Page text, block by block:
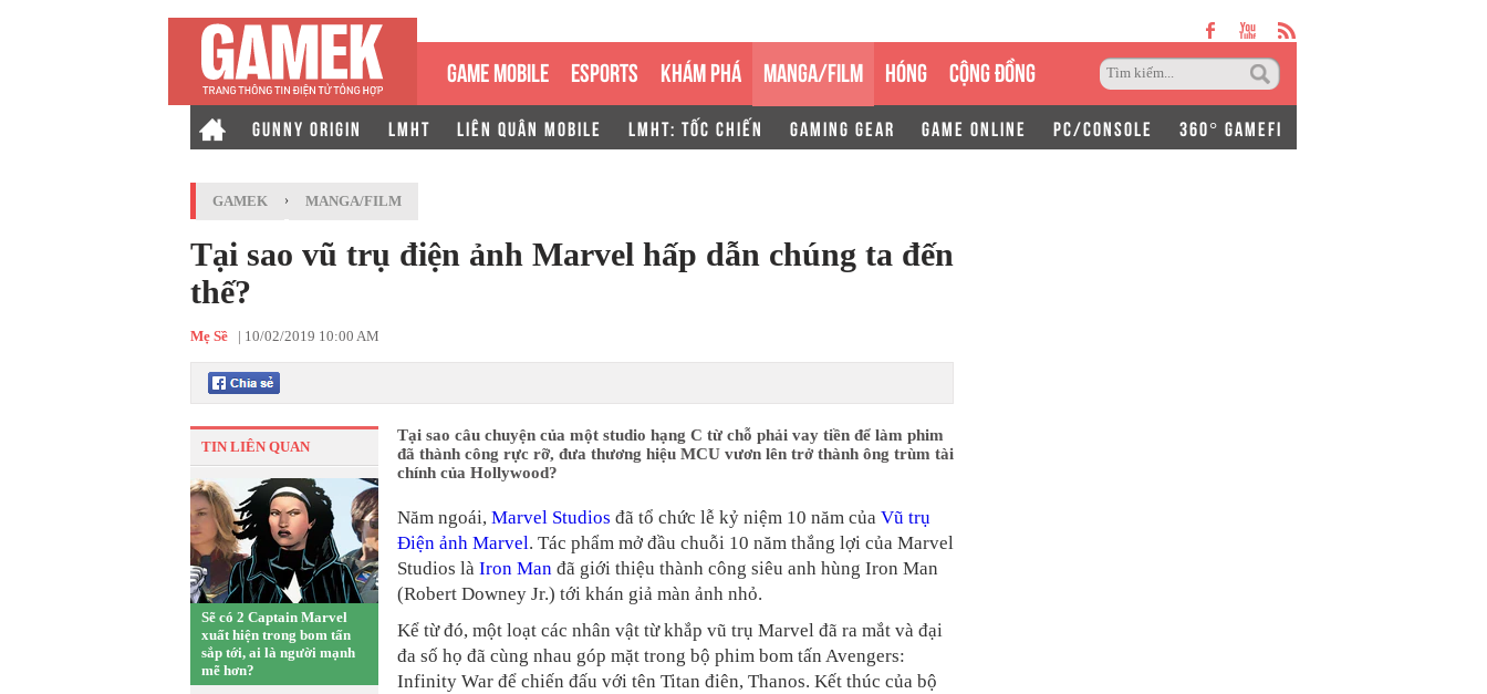
GAME MOBILE ESPORTS KHÁM PHÁ MANGA/FILM HÓNG CỘNG ĐỒNG
GUNNY ORIGIN LMHT LIÊN QUÂN MOBILE LMHT: TỐC CHIẾN GAMING GEAR GAME ONLINE PC/CONSOLE 360° GAMEFI
GAMEK › MANGA/FILM
Tại sao vũ trụ điện ảnh Marvel hấp dẫn chúng ta đến
thế?
Mẹ Sề | 10/02/2019 10:00 AM
TIN LIÊN QUAN
Sẽ có 2 Captain Marvel
xuất hiện trong bom tấn
sắp tới, ai là người mạnh
mẽ hơn?
Tại sao câu chuyện của một studio hạng C từ chỗ phải vay tiền để làm phim
đã thành công rực rỡ, đưa thương hiệu MCU vươn lên trở thành ông trùm tài
chính của Hollywood?
Năm ngoái, Marvel Studios đã tổ chức lễ kỷ niệm 10 năm của Vũ trụ
Điện ảnh Marvel. Tác phẩm mở đầu chuỗi 10 năm thắng lợi của Marvel
Studios là Iron Man đã giới thiệu thành công siêu anh hùng Iron Man
(Robert Downey Jr.) tới khán giả màn ảnh nhỏ.
Kể từ đó, một loạt các nhân vật từ khắp vũ trụ Marvel đã ra mắt và đại
đa số họ đã cùng nhau góp mặt trong bộ phim bom tấn Avengers:
Infinity War để chiến đấu với tên Titan điên, Thanos. Kết thúc của bộ